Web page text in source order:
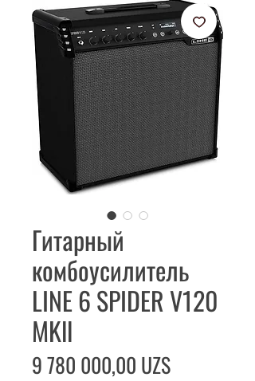
Гитарный
комбоусилитель
LINE 6 SPIDER V120
MKll
9 780 000,00 UZSЦена